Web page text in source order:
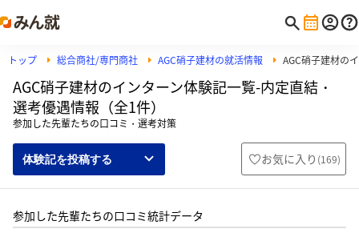
トップ 総合商社/専門商社 AGC硝子建材の就活情報 AGC硝子建材の
AGC硝子建材のインターン体験記一覧-内定直結・
選考優遇情報（全1件）
参加した先輩たちの口コミ・選考対策
体験記を投稿する お気に入り (169)
参加した先輩たちの口コミ統計データ